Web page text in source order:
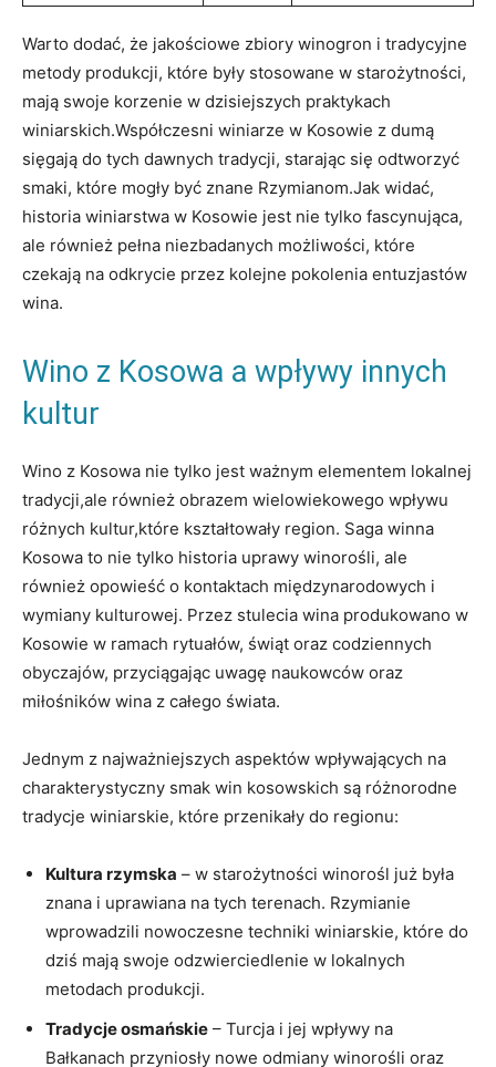
Warto dodać,‍ że jakościowe zbiory winogron i tradycyjne⁣
metody produkcji, które były stosowane w starożytności,
mają swoje ⁤korzenie w ​dzisiejszych praktykach
winiarskich.Współczesni ⁢winiarze w Kosowie z dumą
‍sięgają do tych dawnych ​tradycji, starając‌ się odtworzyć⁣
smaki, ‌które mogły być⁢ znane Rzymianom.Jak widać,
historia‌ winiarstwa w Kosowie ‍jest⁣ nie tylko fascynująca,
ale​ również pełna ⁢niezbadanych możliwości, które
czekają na odkrycie przez kolejne pokolenia entuzjastów
wina.
Wino⁢ z Kosowa ⁣a wpływy innych
kultur
Wino ⁤z Kosowa‌ nie tylko jest ​ważnym⁤ elementem lokalnej
tradycji,ale również obrazem wielowiekowego⁢ wpływu
różnych kultur,które kształtowały region. Saga ⁣winna
⁣Kosowa to ‍nie ⁣tylko ‍historia uprawy winorośli, ale
również ⁤opowieść o⁣ kontaktach międzynarodowych​ i‍
wymiany kulturowej. Przez ​stulecia​ wina produkowano ⁢w
‍Kosowie w ramach ​rytuałów, świąt oraz codziennych
obyczajów, przyciągając uwagę naukowców oraz
miłośników wina z całego ‌świata.
Jednym z​ najważniejszych⁣ aspektów wpływających na
charakterystyczny⁢ smak win kosowskich ‌są‌ różnorodne
tradycje winiarskie, które przenikały do regionu:
Kultura rzymska – w starożytności winorośl już była
znana i⁢ uprawiana na tych terenach.‍ Rzymianie
wprowadzili ‌nowoczesne ‌techniki‌ winiarskie, które do
dziś mają swoje ‌odzwierciedlenie w lokalnych
metodach produkcji. ⁣
Tradycje osmańskie – Turcja i ​jej ‌wpływy na
⁢Bałkanach ⁤przyniosły nowe ⁢odmiany winorośli‌ oraz